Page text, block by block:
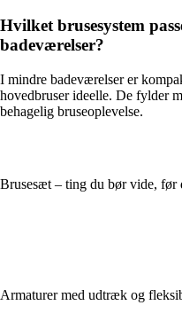
Hvilket brusesystem
badeværelser?
I mindre badeværelser er
hovedbruser ideelle. De fylder
behagelig bruseoplevelse.
Brusesæt – ting du bør vide, før
Armaturer med udtræk og